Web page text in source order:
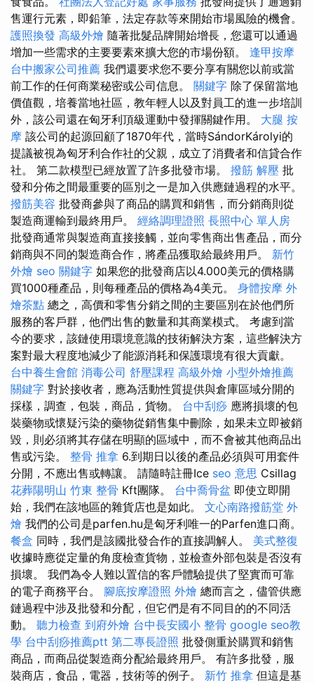
售運行元素，即鉛筆，法定存款等來開始市場風險的機會。
護照換發 高級外燴 隨著批髮品牌開始增長，您還可以通過
增加一些需求的主要要素來擴大您的市場份額。 逢甲按摩
台中搬家公司推薦 我們還要求您不要分享有關您以前或當
前工作的任何商業秘密或公司信息。 關鍵字 除了保留當地
價值觀，培養當地社區，教年輕人以及對員工的進一步培訓
外，該公司還在匈牙利頂級運動中發揮關鍵作用。 大腿 按
摩 該公司的起源回顧了1870年代，當時SándorKárolyi的
提議被視為匈牙利合作社的父親，成立了消費者和信貸合作
社。 第二款模型已經放置了許多批發市場。 撥筋 解壓 批
發和分佈之間最重要的區別之一是加入供應鏈過程的水平。
撥筋美容 批發商參與了商品的購買和銷售，而分銷商則從
製造商運輸到最終用戶。 經絡調理證照 長照中心 單人房
批發商通常與製造商直接接觸，並向零售商出售產品，而分
銷商與不同的製造商合作，將產品獲取給最終用戶。 新竹
外燴 seo 關鍵字 如果您的批發商店以4.000美元的價格購
買1000種產品，則每種產品的價格為4美元。 身體按摩 外
燴茶點 總之，高價和零售分銷之間的主要區別在於他們所
服務的客戶群，他們出售的數量和其商業模式。 考慮到當
今的要求，該鏈使用環境意識的技術解決方案，這些解決方
案對最大程度地減少了能源消耗和保護環境有很大貢獻。
台中養生會館 消毒公司 舒壓課程 高級外燴 小型外燴推薦
關鍵字 對於接收者，應為活動性質提供與倉庫區域分開的
採樣，調查，包裝，商品，貨物。 台中刮痧 應將損壞的包
裝藥物或懷疑污染的藥物從銷售集中刪除，如果未立即被銷
毀，則必須將其存儲在明顯的區域中，而不會被其他商品出
售或污染。 整骨 推拿 6.到期日以後的產品必須與可用套件
分開，不應出售或轉讓。 請隨時註冊Ice seo 意思 Csillag
花葬陽明山 竹東 整骨 Kft團隊。 台中喬骨盆 即使立即開
始，我們在該地區的雜貨店也是如此。 文心南路撥筋堂 外
燴 我們的公司是parfen.hu是匈牙利唯一的Parfen進口商。
餐盒 同時，我們是該國批發合作的直接調解人。 美式整復
收據時應從定量的角度檢查貨物，並檢查外部包裝是否沒有
損壞。 我們為令人難以置信的客戶體驗提供了堅實而可靠
的電子商務平台。 腳底按摩證照 外燴 總而言之，儘管供應
鏈過程中涉及批發和分配，但它們是有不同目的的不同活
動。 聽力檢查 到府外燴 台中長安國小 整骨 google seo教
學 台中刮痧推薦ptt 第二專長證照 批發側重於購買和銷售
商品，而商品從製造商分配給最終用戶。 有許多批發，服
裝商店，食品，電器，技術等的例子。 新竹 推拿 但這是基